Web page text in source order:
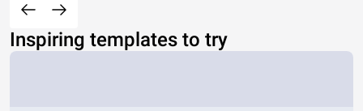
Inspiring templates to try